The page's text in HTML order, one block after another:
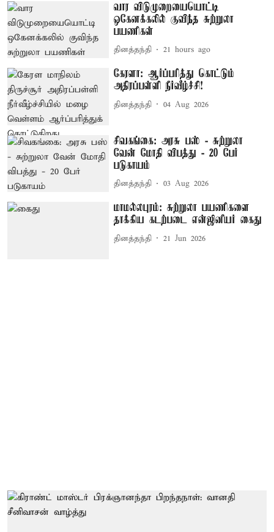
வார விடுமுறையையொட்டி
ஒகேனக்கலில் குவிந்த சுற்றுலா
பயணிகள்
தினத்தந்தி 21 hours ago
கேரளா: ஆர்ப்பரித்து கொட்டும்
அதிரப்பள்ளி நீர்வீழ்ச்சி!
தினத்தந்தி 04 Aug 2026
சிவகங்கை: அரசு பஸ் - சுற்றுலா
வேன் மோதி விபத்து - 20 பேர்
படுகாயம்
தினத்தந்தி 03 Aug 2026
மாமல்லபுரம்: சுற்றுலா பயணிகளை
தாக்கிய கடற்படை என்ஜினீயர் கைது
தினத்தந்தி 21 Jun 2026